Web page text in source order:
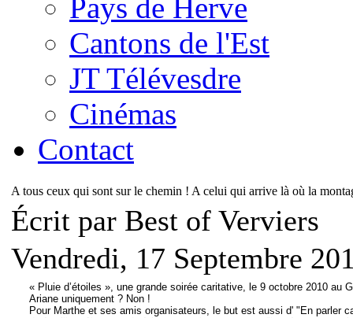
Pays de Herve
Cantons de l'Est
JT Télévesdre
Cinémas
Contact
A tous ceux qui sont sur le chemin ! A celui qui arrive là où la
Écrit par Best of Verviers
Vendredi, 17 Septembre
« Pluie d’étoiles », une grande soirée caritative, le 9 octobre 2010 au
Ariane uniquement ? Non !
Pour Marthe et ses amis organisateurs, le but est aussi d' "En parler